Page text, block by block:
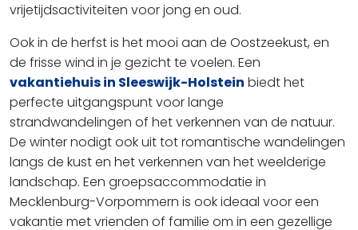
vrijetijdsactiviteiten voor jong en oud.
Ook in de herfst is het mooi aan de Oostzeekust, en
de frisse wind in je gezicht te voelen. Een
vakantiehuis in Sleeswijk-Holstein biedt het
perfecte uitgangspunt voor lange
strandwandelingen of het verkennen van de natuur.
De winter nodigt ook uit tot romantische wandelingen
langs de kust en het verkennen van het weelderige
landschap. Een groepsaccommodatie in
Mecklenburg-Vorpommern is ook ideaal voor een
vakantie met vrienden of familie om in een gezellige